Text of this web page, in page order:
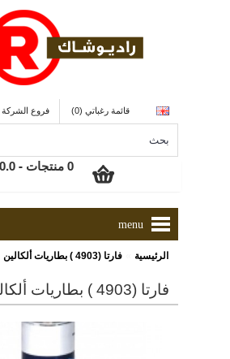
قائمة رغباتي (0) فروع الشركة
0 منتجات - 0.0
menu
الرئيسية فارتا (4903 ) بطاريات ألكالين
فارتا (4903 ) بطاريات ألكالين